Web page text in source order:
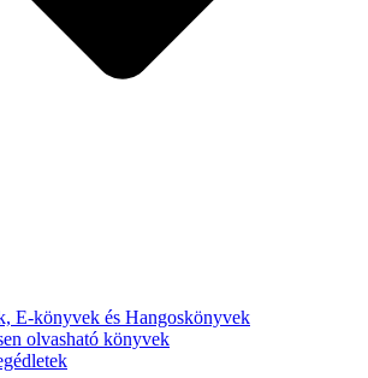
E-könyvek és Hangoskönyvek
olvasható könyvek